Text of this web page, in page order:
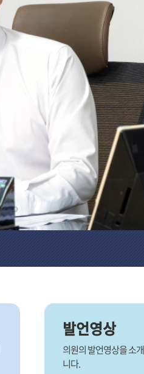
발언영상
의원의 발언영상을 소
니다.